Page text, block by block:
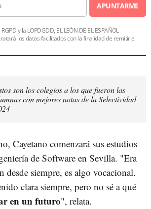
APUNTARME
y la LOPDGDD, EL LEÓN DE EL ESPAÑOL
tratará los datos facilitados con la finalidad de remitirle
son los colegios a los que fueron las
con mejores notas de la Selectividad
Cayetano comenzará sus estudios
de Software en Sevilla. "Era
desde siempre, es algo vocacional.
clara siempre, pero no sé a qué
en un futuro", relata.